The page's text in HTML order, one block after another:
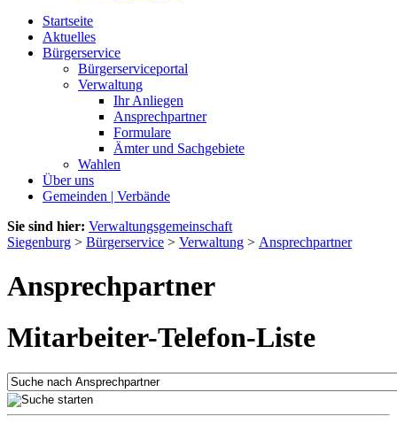
Startseite
Aktuelles
Bürgerservice
Bürgerserviceportal
Verwaltung
Ihr Anliegen
Ansprechpartner
Formulare
Ämter und Sachgebiete
Wahlen
Über uns
Gemeinden | Verbände
Sie sind hier: Verwaltungsgemeinschaft
Siegenburg > Bürgerservice > Verwaltung > Ansprechpartner
Ansprechpartner
Mitarbeiter-Telefon-Liste